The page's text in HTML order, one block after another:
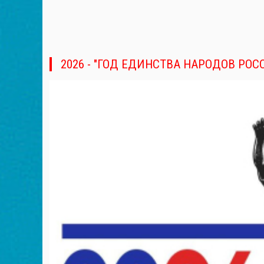
2026 - "ГОД ЕДИНСТВА НАРОДОВ